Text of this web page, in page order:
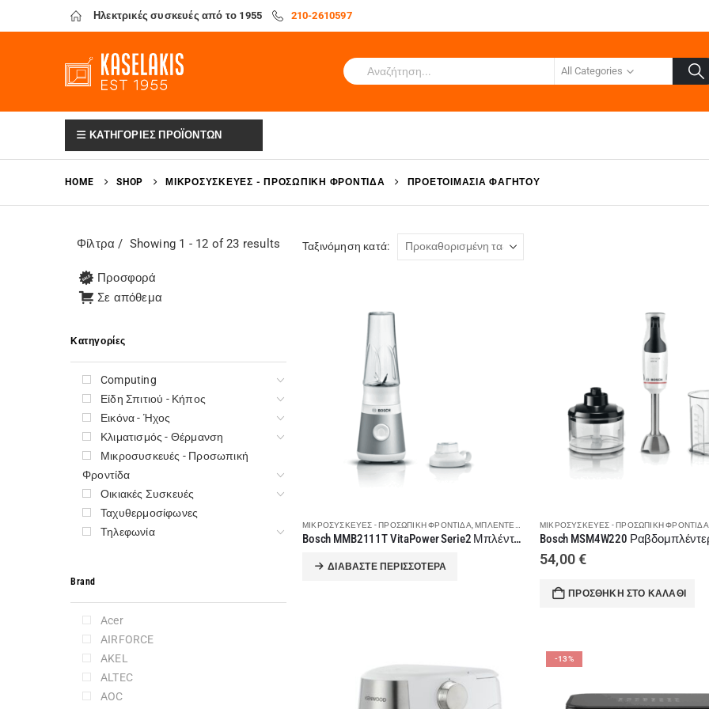
Ηλεκτρικές συσκευές από το 1955 210-2610597
All Categories
ΚΑΤΗΓΟΡΙΕΣ ΠΡΟΪΟΝΤΩΝ
HOME SHOP ΜΙΚΡΟΣΥΣΚΕΥΈΣ - ΠΡΟΣΩΠΙΚΉ ΦΡΟΝΤΊΔΑ ΠΡΟΕΤΟΙΜΑΣΊΑ ΦΑΓΗΤΟΎ
Ταξινόμηση κατά:
ΜΙΚΡΟΣΥΣΚΕΥΈΣ - ΠΡΟΣΩΠΙΚΉ ΦΡΟΝΤΊΔΑ ,ΜΠΛΈΝΤΕΡ - ΜΟΥΛΤΙ - ΡΟΒΔΟΜΠΛΈΝΤΕΡ ,ΠΡΟΕΤΟΙΜΑΣΊΑ
Bosch MMB2111T VitaPower Serie2 Μπλέντερ 450W
ΔΙΑΒΆΣΤΕ ΠΕΡΙΣΣΌΤΕΡΑ
ΜΙΚΡΟΣΥΣΚΕΥΈΣ - ΠΡΟΣΩΠΙΚΉ ΦΡΟΝΤΊΔΑ
Bosch MSM4W220
54,00€
ΠΡΟΣΘΉΚΗ ΣΤΟ ΚΑΛΆΘΙ
-13%
Φίλτρα Showing 1 - 12 of 23 results
Προσφορά
Σε απόθεμα
Κατηγορίες
Computing
Είδη Σπιτιού - Κήπος
Εικόνα - Ήχος
Κλιματισμός - Θέρμανση
Μικροσυσκευές - Προσωπική
Φροντίδα
Οικιακές Συσκευές
Ταχυθερμοσίφωνες
Τηλεφωνία
Brand
Acer
AIRFORCE
AKEL
ALTEC
AOC